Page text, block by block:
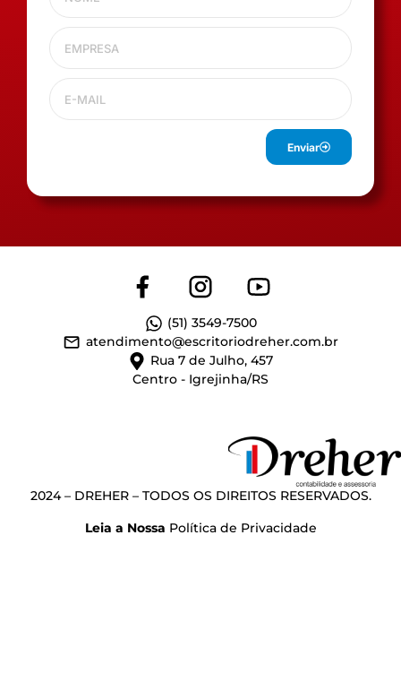
Enviar
(51) 3549-7500
atendimento@escritoriodreher.com.br
Rua 7 de Julho, 457
Centro - Igrejinha/RS
2024 – DREHER – TODOS OS DIREITOS RESERVADOS.
Leia a Nossa Política de Privacidade